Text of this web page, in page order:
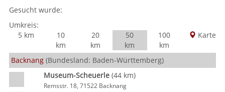
Gesucht wurde:
Umkreis:
5 km
10
km
20
km
50
km
100
km
Karte
Backnang (Bundesland: Baden-Württemberg)
Museum-Scheuerle(44 km)
Remsstr. 18, 71522 Backnang